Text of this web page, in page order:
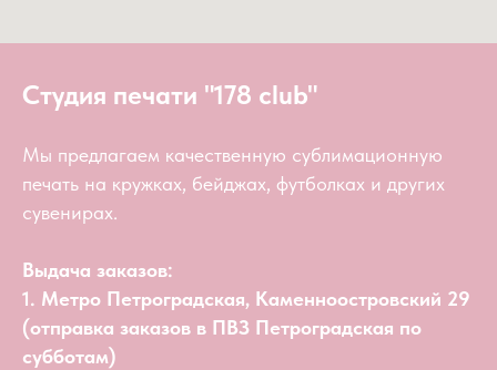
Студия печати "178 club"
Мы предлагаем качественную сублимационную
печать на кружках, бейджах, футболках и других
сувенирах.
Выдача заказов:
1. Метро Петроградская, Каменноостровский 29
(отправка заказов в ПВЗ Петроградская по
субботам)